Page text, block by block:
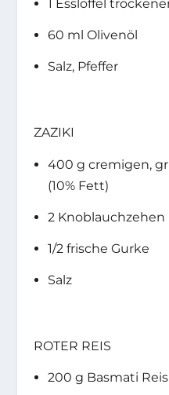
1 Esslöffel
60 ml Olivenöl
Salz, Pfeffer
ZAZIKI
400 g cremigen,
(10% Fett)
2 Knoblauchzehen
1/2 frische Gurke
Salz
ROTER REIS
200 g Basmati Reis